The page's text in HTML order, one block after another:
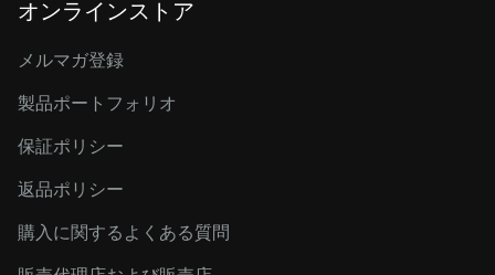
オンラインストア
メルマガ登録
製品ポートフォリオ
保証ポリシー
返品ポリシー
購入に関するよくある質問